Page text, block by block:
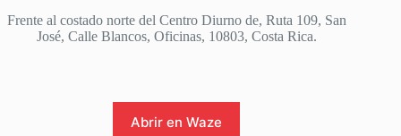
Frente al costado norte del Centro Diurno de, Ruta 109, San
José, Calle Blancos, Oficinas, 10803, Costa Rica.
Abrir en Waze